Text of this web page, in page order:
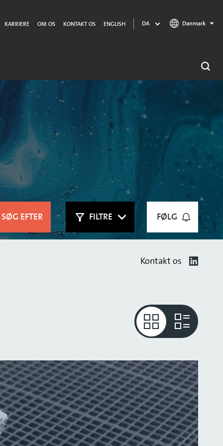
KARRIERE OM OS KONTAKT OS ENGLISH DA Danmark
SØG EFTER FILTRE FØLG
Kontakt os